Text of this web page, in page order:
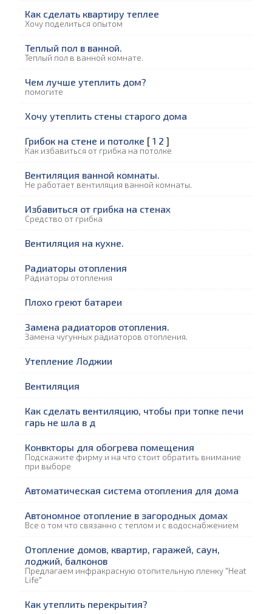
Как сделать квартиру теплее
Хочу поделиться опытом
Теплый пол в ванной.
Теплый пол в ванной комнате.
Чем лучше утеплить дом?
помогите
Хочу утеплить стены старого дома
Грибок на стене и потолке [ 1 2 ]
Как избавиться от грибка на потолке
Вентиляция ванной комнаты.
Не работает вентиляция ванной комнаты.
Избавиться от грибка на стенах
Средство от грибка
Вентиляция на кухне.
Радиаторы отопления
Радиаторы отопления
Плохо греют батареи
Замена радиаторов отопления.
Замена чугунных радиаторов отопления.
Утепление Лоджии
Вентиляция
Как сделать вентиляцию, чтобы при топке печи
гарь не шла в д
Конвкторы для обогрева помещения
Подскажите фирму и на что стоит обратить внимание
при выборе
Автоматическая система отопления для дома
Автономное отопление в загородных домах
Все о том что связанно с теплом и с водоснабжением
Отопление домов, квартир, гаражей, саун,
лоджий, балконов
Предлагаем инфракрасную отопительную пленку "Heat
Life"
Как утеплить перекрытия?